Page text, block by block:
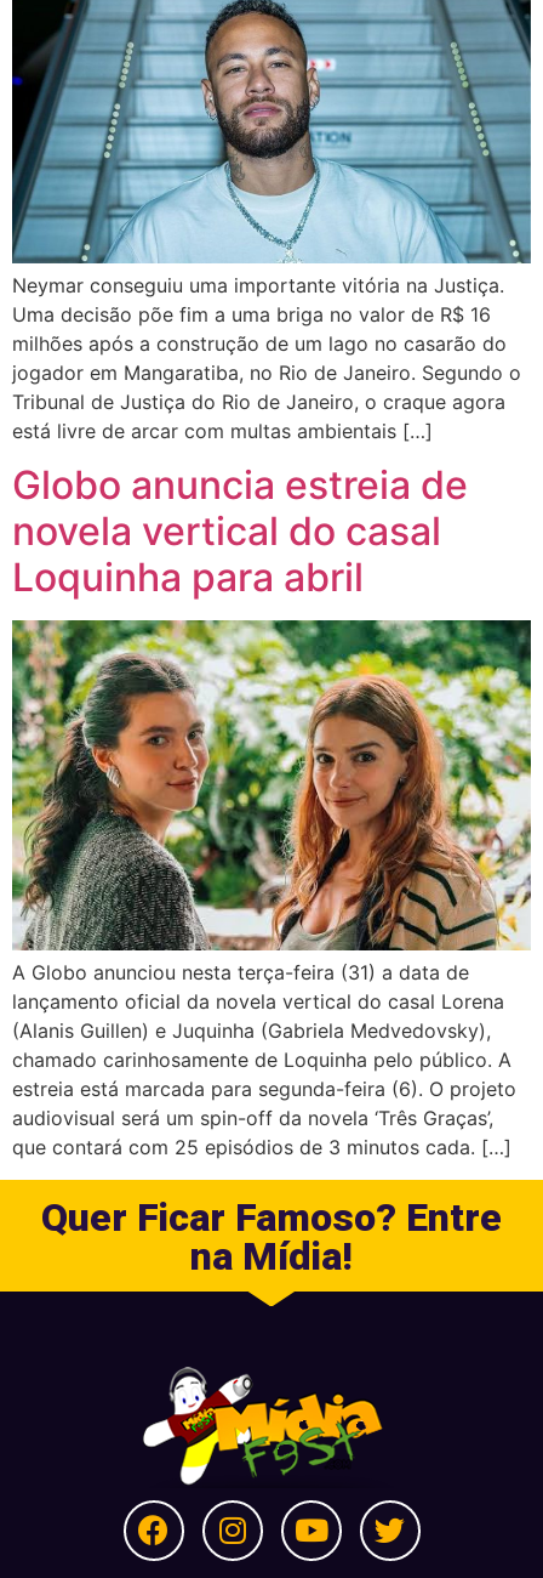
Neymar conseguiu uma importante vitória na Justiça.
Uma decisão põe fim a uma briga no valor de R$ 16
milhões após a construção de um lago no casarão do
jogador em Mangaratiba, no Rio de Janeiro. Segundo o
Tribunal de Justiça do Rio de Janeiro, o craque agora
está livre de arcar com multas ambientais […]
Globo anuncia estreia de
novela vertical do casal
Loquinha para abril
A Globo anunciou nesta terça-feira (31) a data de
lançamento oficial da novela vertical do casal Lorena
(Alanis Guillen) e Juquinha (Gabriela Medvedovsky),
chamado carinhosamente de Loquinha pelo público. A
estreia está marcada para segunda-feira (6). O projeto
audiovisual será um spin-off da novela ‘Três Graças’,
que contará com 25 episódios de 3 minutos cada. […]
Quer Ficar Famoso? Entre
na Mídia!